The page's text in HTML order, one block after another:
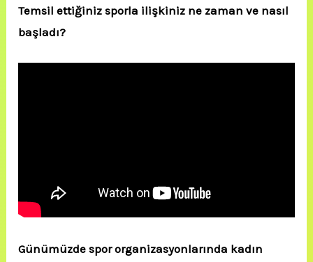
Temsil ettiğiniz sporla ilişkiniz ne zaman ve nasıl
başladı?
Günümüzde spor organizasyonlarında kadın